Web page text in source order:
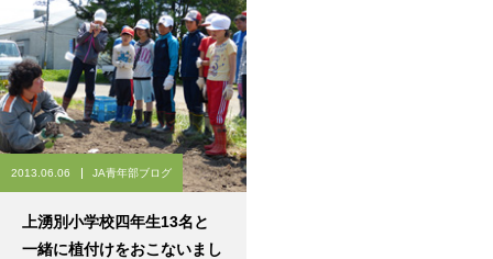
2013.06.06 JA青年部ブログ
上湧別小学校四年生13名と
一緒に植付けをおこないまし